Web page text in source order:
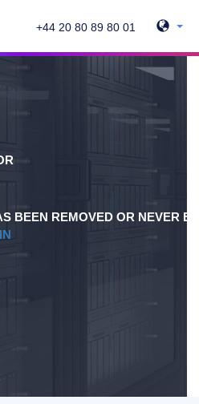
+44 20 80 89 80 01
BEEN REMOVED OR NEVER